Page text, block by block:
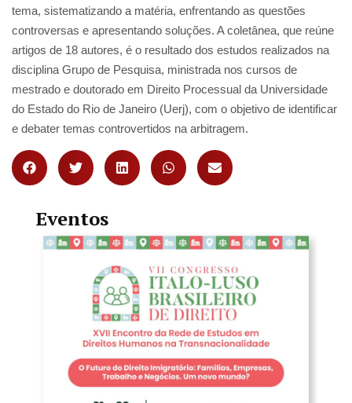
tema, sistematizando a matéria, enfrentando as questões
controversas e apresentando soluções. A coletânea, que reúne
artigos de 18 autores, é o resultado dos estudos realizados na
disciplina Grupo de Pesquisa, ministrada nos cursos de
mestrado e doutorado em Direito Processual da Universidade
do Estado do Rio de Janeiro (Uerj), com o objetivo de identificar
e debater temas controvertidos na arbitragem.
Eventos